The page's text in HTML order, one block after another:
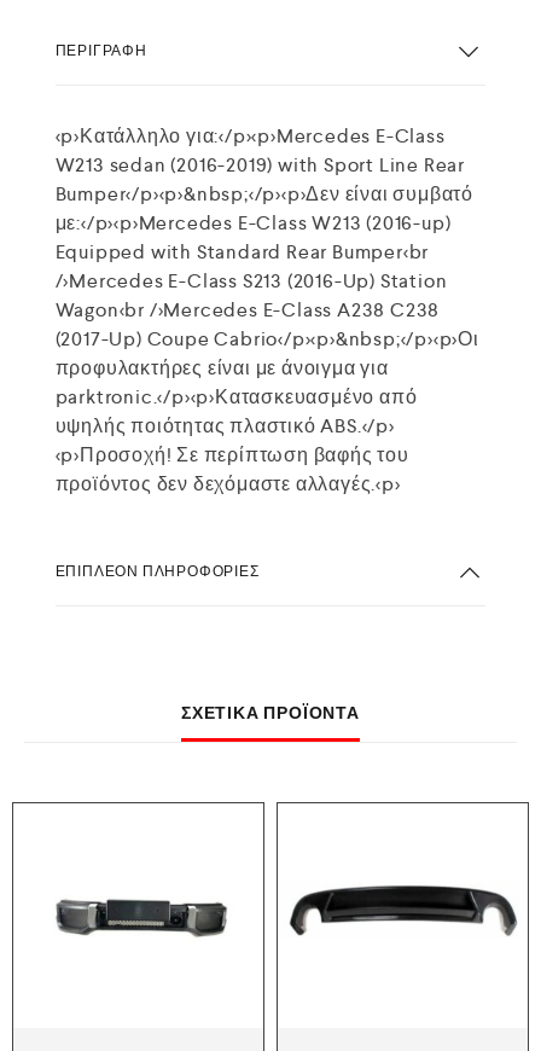
ΠΕΡΙΓΡΑΦΉ
<p>Κατάλληλο για:</p><p>Mercedes E-Class
W213 sedan (2016-2019) with Sport Line Rear
Bumper</p><p>&nbsp;</p><p>Δεν είναι συμβατό
με:</p><p>Mercedes E-Class W213 (2016-up)
Equipped with Standard Rear Bumper<br
/>Mercedes E-Class S213 (2016-Up) Station
Wagon<br />Mercedes E-Class A238 C238
(2017-Up) Coupe Cabrio</p><p>&nbsp;</p><p>Οι
προφυλακτήρες είναι με άνοιγμα για
parktronic.</p><p>Κατασκευασμένο από
υψηλής ποιότητας πλαστικό ABS.</p>
<p>Προσοχή! Σε περίπτωση βαφής του
προϊόντος δεν δεχόμαστε αλλαγές.<p>
ΕΠΙΠΛΈΟΝ ΠΛΗΡΟΦΟΡΊΕΣ
ΣΧΕΤΙΚΆ ΠΡΟΪΌΝΤΑ